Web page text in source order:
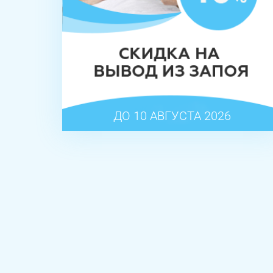
ДО 10 АВГУСТА 2026